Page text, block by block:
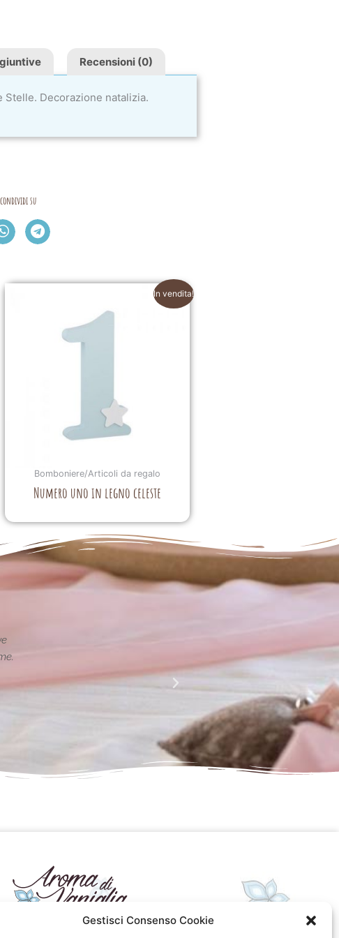
Gestisci Consenso Cookie
Recensioni (0)
Stelle. Decorazione natalizia.
su
In vendita!
Bomboniere/Articoli da regalo
Numero uno in legno celeste
sono fantastiche e uniche..raffinate eleganti....complimenti per la
Maria Teresa Masela